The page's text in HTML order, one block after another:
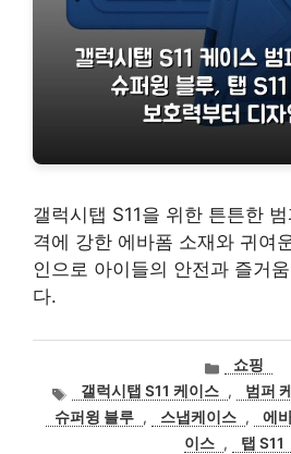
갤럭시탭 S11을 위한 튼튼한
격에 강한 에바폼 소재와 귀여
인으로 아이들의 안전과 즐거
다.
카
고
리
쇼핑
태
그
갤럭시탭 S11 케이스 , 범퍼
슈퍼윙 블루 , 스냅케이스 , 에
이스 , 탭 S11